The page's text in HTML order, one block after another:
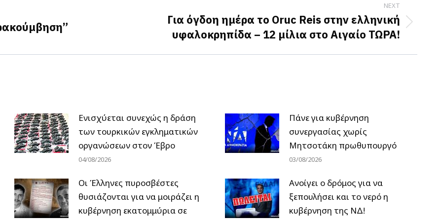
NEXT
Για όγδοη ημέρα το Oruc Reis στην ελληνική
υφαλοκρηπίδα – 12 μίλια στο Αιγαίο ΤΩΡΑ!
Ενισχύεται συνεχώς η δράση
των τουρκικών εγκληματικών
οργανώσεων στον Έβρο
04/08/2026
Πάνε για κυβέρνηση
συνεργασίας χωρίς
Μητσοτάκη πρωθυπουργό
03/08/2026
Οι Έλληνες πυροσβέστες
θυσιάζονται για να μοιράζει η
κυβέρνηση εκατομμύρια σε
Ανοίγει ο δρόμος για να
ξεπουλήσει και το νερό η
κυβέρνηση της ΝΔ!